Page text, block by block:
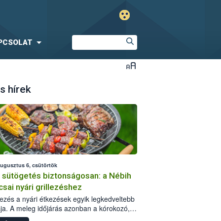
hírek
6, csütörtök
sütögetés biztonságosan: a Nébih
nyári grillezéshez
a nyári étkezések egyik legkedveltebb
A meleg időjárás azonban a kórokozó,
okozó baktériumok gyorsabb